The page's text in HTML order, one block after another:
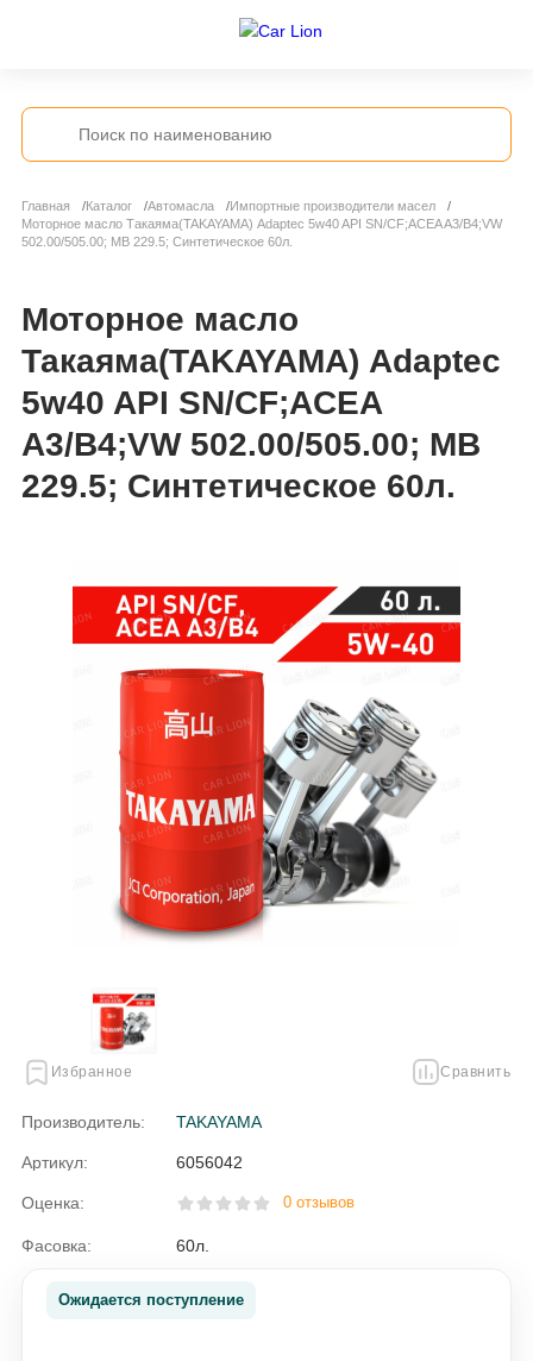
Главная Каталог Автомасла
Импортные производители масел
Моторное масло Такаяма(TAKAYAMA) Adaptec 5w40 API SN/CF;ACEA A3/B4;VW
502.00/505.00; MB 229.5; Синтетическое 60л.
Моторное масло
Такаяма(TAKAYAMA) Adaptec
5w40 API SN/CF;ACEA
A3/B4;VW 502.00/505.00; MB
229.5; Синтетическое 60л.
Избранное Сравнить
Производитель: TAKAYAMA
Артикул: 6056042
Оценка: 0 отзывов
Фасовка: 60л.
Ожидается поступление